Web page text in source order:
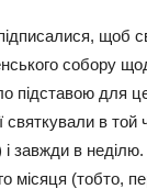
щоб
собору
підставою для
в той
і завжди в
місяця (тобто,